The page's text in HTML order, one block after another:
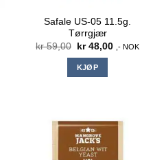
Safale US-05 11.5g.
Tørrgjær
kr59,00
Opprinnelig
var:
kr 59,00.
kr48,00Nåværende
pris
,- NOK
KJØP